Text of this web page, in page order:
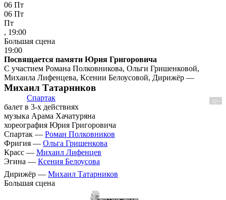
06 Пт
06 Пт
Пт
, 19:00
Большая сцена
19:00
Посвящается памяти Юрия Григоровича
С участием Романа Полковникова, Ольги Гришенковой,
Михаила Лифенцева, Ксении Белоусовой, Дирижёр —
Михаил Татарников
Спартак 12+
балет в 3-х действиях
музыка Арама Хачатуряна
хореография Юрия Григоровича
Спартак — Роман Полковников
Фригия — Ольга Гришенкова
Красс — Михаил Лифенцев
Эгина — Ксения Белоусова
Дирижёр — Михаил Татарников
Большая сцена